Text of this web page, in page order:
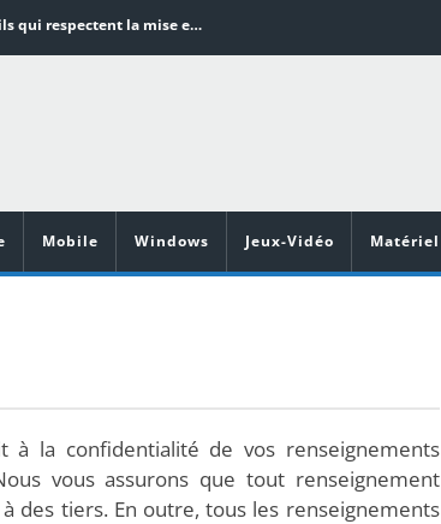
Word en PDF : les outils qui respectent la mise en page
Vidéoprojecteurs Asus : Top 6 des meilleurs modèles de la marque
Mobile Windows Jeux-Vidéo Matériel
la confidentialité de vos renseignements
vous assurons que tout renseignement
des tiers. En outre, tous les renseignements